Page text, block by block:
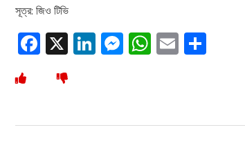
সূত্র: জিও টিভি
Facebook
X LinkedIn
Messenger
WhatsApp
Email